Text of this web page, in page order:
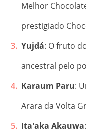
Melhor
prestigiado
Yujdá: O fruto
ancestral pelo
Karaum Paru:
Arara da Volta
Ita'aka Akauwa